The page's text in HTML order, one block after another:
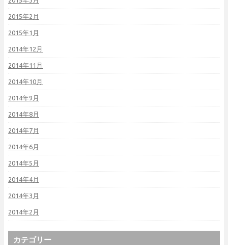
2015年2月
2015年1月
2014年12月
2014年11月
2014年10月
2014年9月
2014年8月
2014年7月
2014年6月
2014年5月
2014年4月
2014年3月
2014年2月
カテゴリー